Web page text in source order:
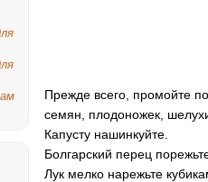
Прежде всего, промойте
семян, плодоножек,
Капусту нашинкуйте.
Болгарский перец
Лук мелко нарежьте